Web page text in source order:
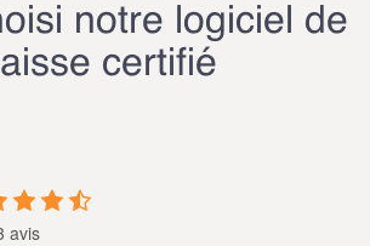
notre logiciel de
certifié
avis